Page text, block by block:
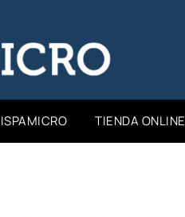
TIENDA ONLINE